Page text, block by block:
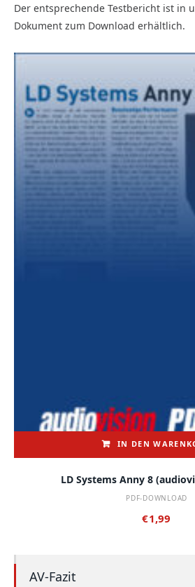
Der entsprechende Testbericht ist in
Dokument zum Download erhältlich.
IN DEN
LD Systems Anny 8
PDF-DOWNLOAD
€1,99
AV-Fazit